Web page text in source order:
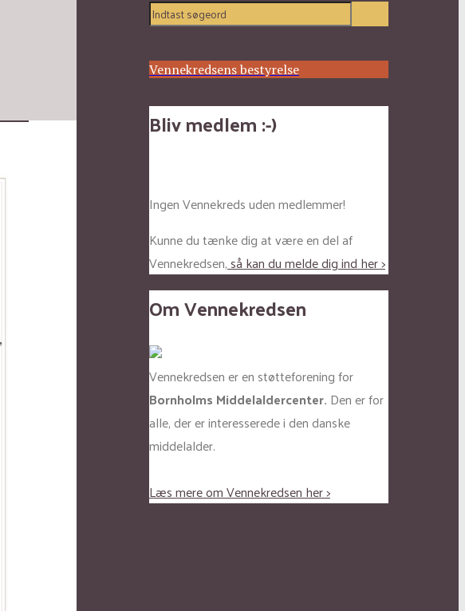
Vennekredsens bestyrelse
Bliv medlem :-)
Ingen Vennekreds uden medlemmer!
Kunne du tænke dig at være en del af
Vennekredsen,så kan du melde dig ind her >
Om Vennekredsen
Vennekredsen er en støtteforening for
Bornholms Middelaldercenter. Den er for
alle, der er interesserede i den danske
middelalder.
Læs mere om Vennekredsen her >